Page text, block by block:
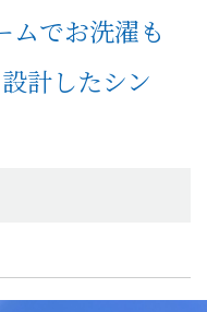
ムでお洗濯も
計したシン